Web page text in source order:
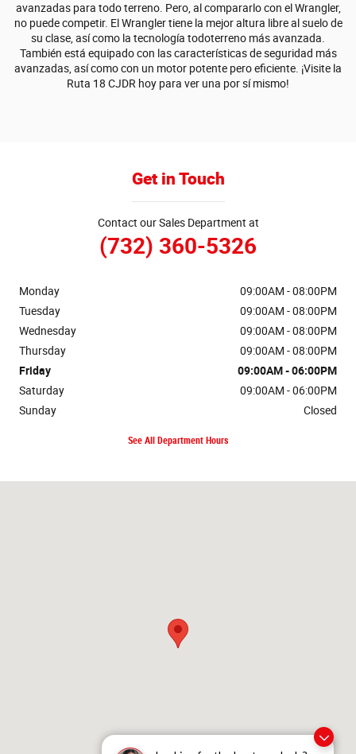
avanzadas para todo terreno. Pero, al compararlo con el Wrangler,
no puede competir. El Wrangler tiene la mejor altura libre al suelo de
su clase, así como la tecnología todoterreno más avanzada.
También está equipado con las características de seguridad más
avanzadas, así como con un motor potente pero eficiente. ¡Visite la
Ruta 18 CJDR hoy para ver una por sí mismo!
Get in Touch
Contact our Sales Department at
(732) 360-5326
Monday
09:00AM - 08:00PM
Tuesday
09:00AM - 08:00PM
Wednesday
09:00AM - 08:00PM
Thursday
09:00AM - 08:00PM
Friday
09:00AM - 06:00PM
Saturday
09:00AM - 06:00PM
Sunday
Closed
See All Department Hours